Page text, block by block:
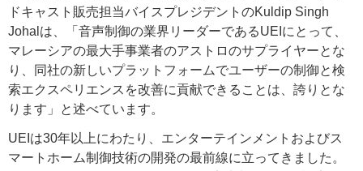
ドキャスト販売担当バイスプレジデントのKuldip Singh
Johalは、「音声制御の業界リーダーであるUEIにとって、
マレーシアの最大手事業者のアストロのサプライヤーとな
り、同社の新しいプラットフォームでユーザーの制御と検
索エクスペリエンスを改善に貢献できることは、誇りとな
ります」と述べています。
UEIは30年以上にわたり、エンターテインメントおよびス
マートホーム制御技術の開発の最前線に立ってきました。